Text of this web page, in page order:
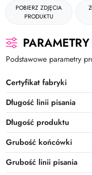
EKO-
Wyprawka
Nożyczki
Kamuflaż
Zero Max
Plus
POBIERZ ZDJĘCIA
PRODUKTU
PARAMETRY
Podstawowe parametry
Certyfikat fabryki
Długość linii pisania
Długość produktu
Grubość końcówki
Grubość linii pisania